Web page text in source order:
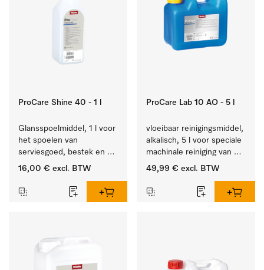
ProCare Shine 40 - 1 l
Glansspoelmiddel, 1 l voor
het spoelen van
serviesgoed, bestek en
ideaal voor glazen.
16,00 € excl. BTW
ProCare Lab 10 AO - 5 l
vloeibaar reinigingsmiddel,
alkalisch, 5 l voor speciale
machinale reiniging van
laboratoriumglaswerk en -
49,99 € excl. BTW